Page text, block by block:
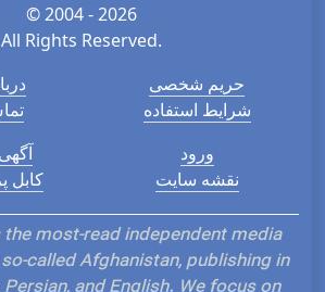
© 2004 - 2026
All Rights Reserved.
حریم شخصی
شرایط استفاده
کابل
ورود
نقشه سایت
most-read independent media
called Afghanistan, publishing in